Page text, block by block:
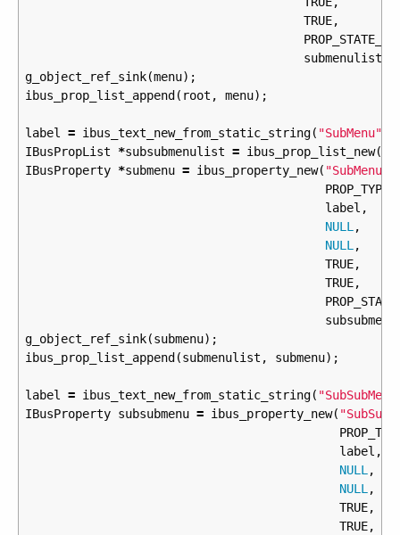
TRUE,
submenulist
g_object_ref_sink(menu);
ibus_prop_list_append( root , menu);
label = ibus_text_new_from_static_string( "SubMenu"
IBusPropList
*subsubmenulist = ibus_prop_list_new();
IBusProperty *submenu = ibus_property_new(
label ,
NULL ,
NULL ,
TRUE,
TRUE,
g_object_ref_sink(submenu);
ibus_prop_list_append(submenulist , submenu);
label = ibus_text_new_from_static_string(
IBusProperty subsubmenu = ibus_property_new(
label ,
NULL ,
NULL ,
TRUE,
TRUE,